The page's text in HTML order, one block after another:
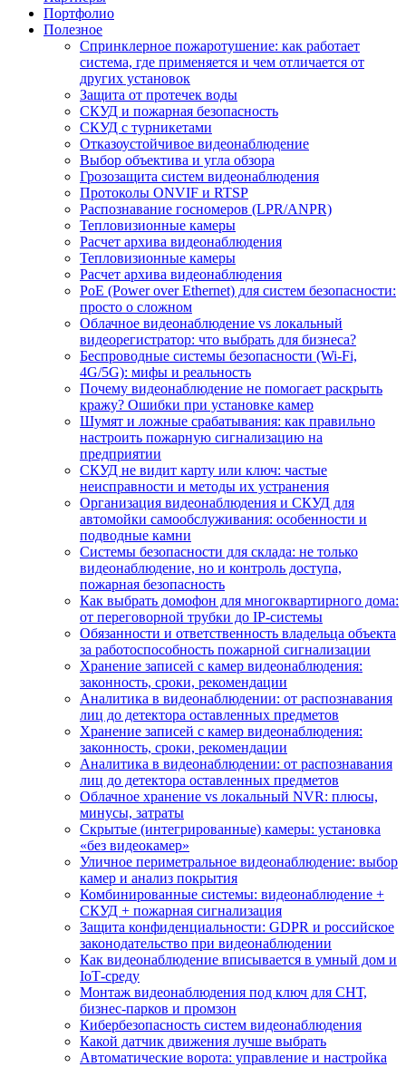
Портфолио
Полезное
Спринклерное пожаротушение: как работает
система, где применяется и чем отличается от
других установок
Защита от протечек воды
СКУД и пожарная безопасность
СКУД с турникетами
Отказоустойчивое видеонаблюдение
Выбор объектива и угла обзора
Грозозащита систем видеонаблюдения
Протоколы ONVIF и RTSP
Распознавание госномеров (LPR/ANPR)
Тепловизионные камеры
Расчет архива видеонаблюдения
Тепловизионные камеры
Расчет архива видеонаблюдения
PoE (Power over Ethernet) для систем безопасности:
просто о сложном
Облачное видеонаблюдение vs локальный
видеорегистратор: что выбрать для бизнеса?
Беспроводные системы безопасности (Wi-Fi,
4G/5G): мифы и реальность
Почему видеонаблюдение не помогает раскрыть
кражу? Ошибки при установке камер
Шумят и ложные срабатывания: как правильно
настроить пожарную сигнализацию на
предприятии
СКУД не видит карту или ключ: частые
неисправности и методы их устранения
Организация видеонаблюдения и СКУД для
автомойки самообслуживания: особенности и
подводные камни
Системы безопасности для склада: не только
видеонаблюдение, но и контроль доступа,
пожарная безопасность
Как выбрать домофон для многоквартирного дома:
от переговорной трубки до IP-системы
Обязанности и ответственность владельца объекта
за работоспособность пожарной сигнализации
Хранение записей с камер видеонаблюдения:
законность, сроки, рекомендации
Аналитика в видеонаблюдении: от распознавания
лиц до детектора оставленных предметов
Хранение записей с камер видеонаблюдения:
законность, сроки, рекомендации
Аналитика в видеонаблюдении: от распознавания
лиц до детектора оставленных предметов
Облачное хранение vs локальный NVR: плюсы,
минусы, затраты
Скрытые (интегрированные) камеры: установка
«без видеокамер»
Уличное периметральное видеонаблюдение: выбор
камер и анализ покрытия
Комбинированные системы: видеонаблюдение +
СКУД + пожарная сигнализация
Защита конфиденциальности: GDPR и российское
законодательство при видеонаблюдении
Как видеонаблюдение вписывается в умный дом и
IoT‑среду
Монтаж видеонаблюдения под ключ для СНТ,
бизнес‑парков и промзон
Кибербезопасность систем видеонаблюдения
Какой датчик движения лучше выбрать
Автоматические ворота: управление и настройка